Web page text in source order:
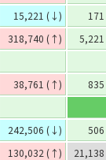
15,221 (↓)
171
318,740 (↑)
5,221
38,761 (↑)
835
242,506 (↓)
506
130,032 (↑)
21,138